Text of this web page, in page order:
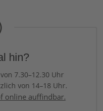
hin?
7.30–12.30 Uhr
von 14–18 Uhr.
online auffindbar.